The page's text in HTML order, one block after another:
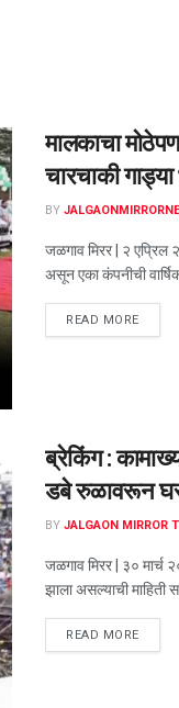
मालकाचा
चारचाकी
BY
जळगाव मिरर | २ एप्रिल
असून एका कंपनीची
READ MORE
ब्रेकिंग :
डबे रुळावरून
BY JALGAON MIRROR
जळगाव मिरर | ३० मार्च
झाला असल्याची माहिती
READ MORE